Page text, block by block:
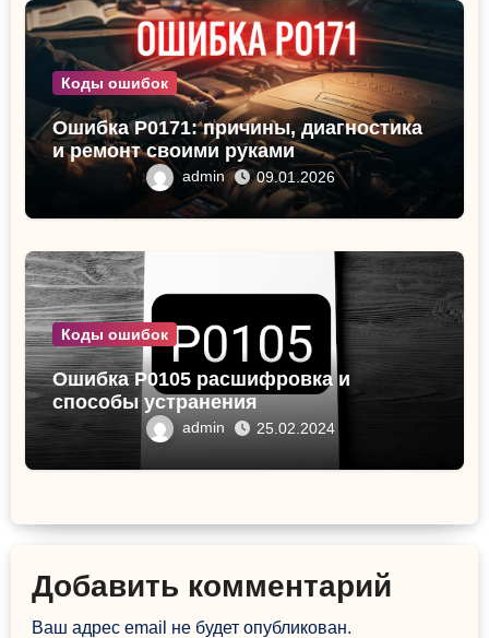
Коды ошибок
Ошибка P0171: причины, диагностика
и ремонт своими руками
admin 09.01.2026
Коды ошибок
Ошибка P0105 расшифровка и
способы устранения
admin 25.02.2024
Добавить комментарий
Ваш адрес email не будет опубликован.